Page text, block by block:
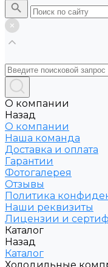
О компании
Назад
О компании
Наша команда
Доставка и оплата
Гарантии
Фотогалерея
Отзывы
Политика
Наши реквизиты
Лицензии и
Каталог
Назад
Каталог